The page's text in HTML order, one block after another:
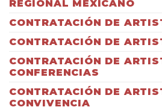
REGIONAL MEXICANO
CONTRATACIÓN DE
CONTRATACIÓN DE
CONTRATACIÓN DE
CONFERENCIAS
CONTRATACIÓN DE
CONVIVENCIA